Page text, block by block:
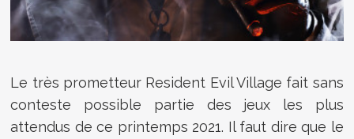
Le très prometteur Resident Evil Village fait sans
conteste possible partie des jeux les plus
attendus de ce printemps 2021. Il faut dire que le